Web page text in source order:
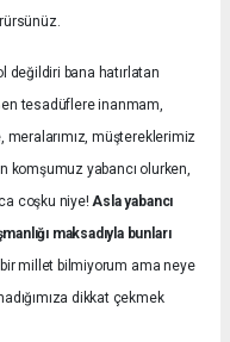
değildiri bana hatırlatan
tesadüflere inanmam,
müştereklerimiz
komşumuz yabancı olurken,
coşku niye!Asla yabancı
maksadıyla bunları
millet bilmiyorum ama neye
dikkat çekmek